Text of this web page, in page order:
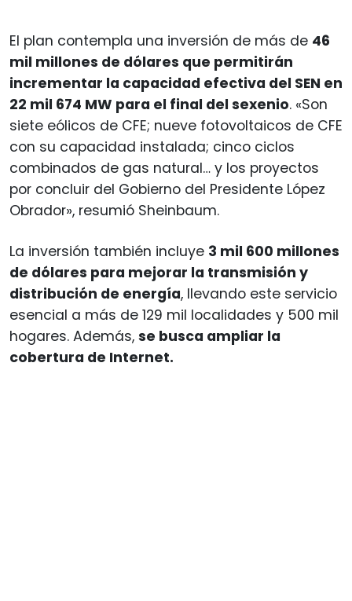
El plan contempla una inversión de más de 46
mil millones de dólares que permitirán
incrementar la capacidad efectiva del SEN en
22 mil 674 MW para el final del sexenio. «Son
siete eólicos de CFE; nueve fotovoltaicos de CFE
con su capacidad instalada; cinco ciclos
combinados de gas natural… y los proyectos
por concluir del Gobierno del Presidente López
Obrador», resumió Sheinbaum.
La inversión también incluye 3 mil 600 millones
de dólares para mejorar la transmisión y
distribución de energía, llevando este servicio
esencial a más de 129 mil localidades y 500 mil
hogares. Además, se busca ampliar la
cobertura de Internet.